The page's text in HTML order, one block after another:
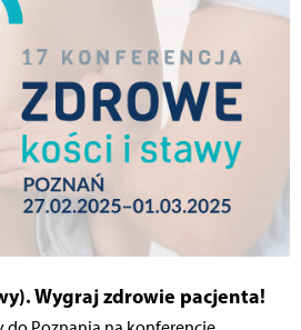
Wygraj zdrowie pacjenta!